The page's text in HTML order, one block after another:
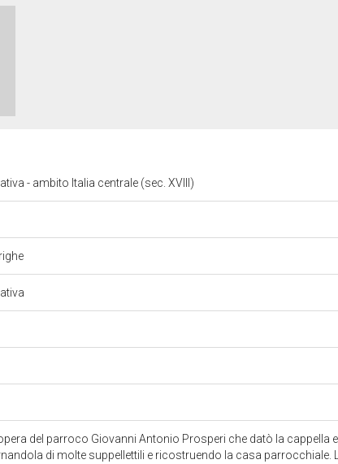
- ambito Italia centrale (sec. XVIII)
del parroco Giovanni Antonio Prosperi che datò la cappella
di molte suppellettili e ricostruendo la casa parrocchiale.